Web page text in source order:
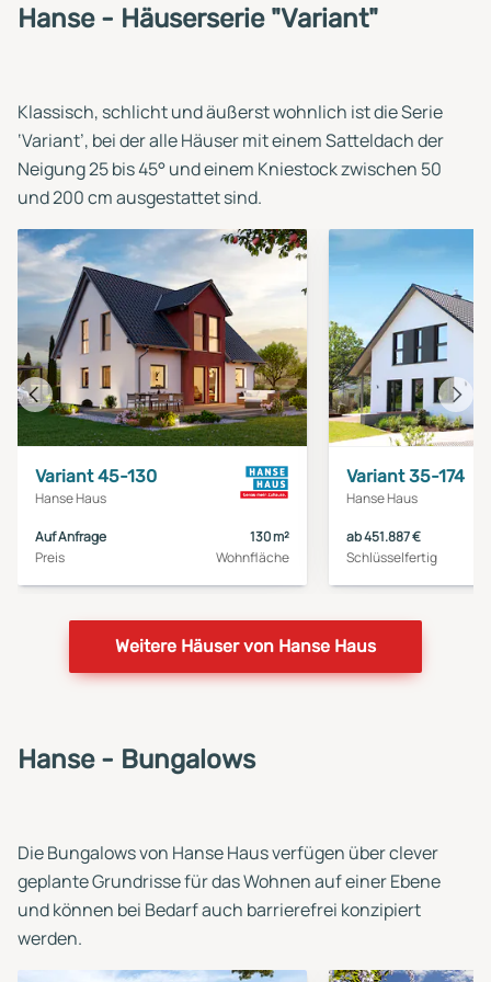
Hanse - Häuserserie "Variant"
Klassisch, schlicht und äußerst wohnlich ist die Serie
‘Variant’, bei der alle Häuser mit einem Satteldach der
Neigung 25 bis 45° und einem Kniestock zwischen 50
und 200 cm ausgestattet sind.
Variant 45-130
Hanse Haus
Auf Anfrage
Preis
130 m²
Wohnfläche
Variant 35-174
Hanse Haus
ab 451.887 €
Schlüsselfertig
Vorheriges
Haus
Haus
Weitere Häuser von Hanse Haus
Hanse - Bungalows
Die Bungalows von Hanse Haus verfügen über clever
geplante Grundrisse für das Wohnen auf einer Ebene
und können bei Bedarf auch barrierefrei konzipiert
werden.